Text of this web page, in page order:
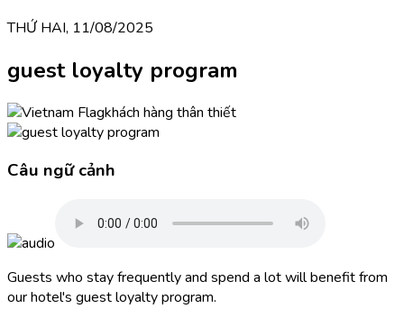
THỨ HAI, 11/08/2025
guest loyalty program
khách hàng thân thiết
Câu ngữ cảnh
Guests who stay frequently and spend a lot will benefit from
our hotel's guest loyalty program.